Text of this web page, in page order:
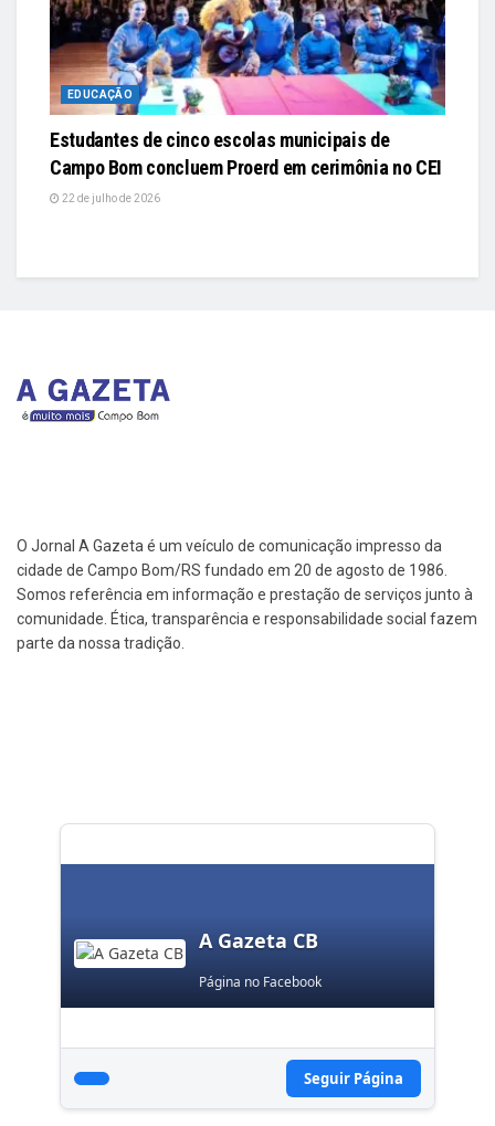
EDUCAÇÃO
Estudantes de cinco escolas municipais de
Campo Bom concluem Proerd em cerimônia no CEI
22 de julho de 2026
O Jornal A Gazeta é um veículo de comunicação impresso da
cidade de Campo Bom/RS fundado em 20 de agosto de 1986.
Somos referência em informação e prestação de serviços junto à
comunidade. Ética, transparência e responsabilidade social fazem
parte da nossa tradição.
A Gazeta CB
Página no Facebook
Seguir Página